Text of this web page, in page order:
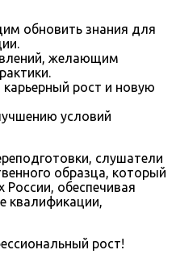
обновить знания для
желающим
рост и новую
условий
слушатели
образца, который
России, обеспечивая
квалификации,
рост!